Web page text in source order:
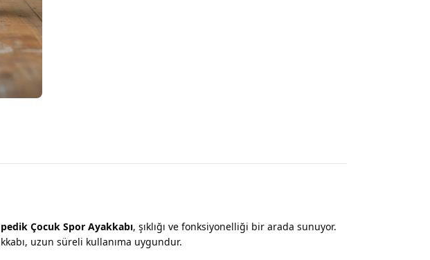
Çocuk Spor Ayakkabı, şıklığı ve fonksiyonelliği bir arada sunuyor.
uzun süreli kullanıma uygundur.